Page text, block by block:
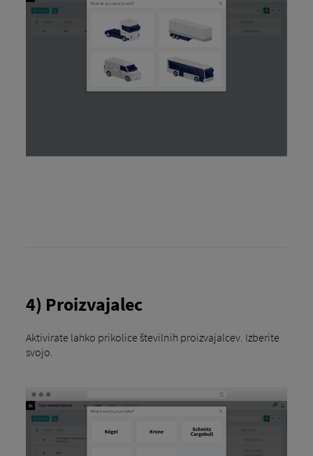
4) Proizvajalec
Aktivirate lahko prikolice številnih proizvajalcev. Izberite
svojo.